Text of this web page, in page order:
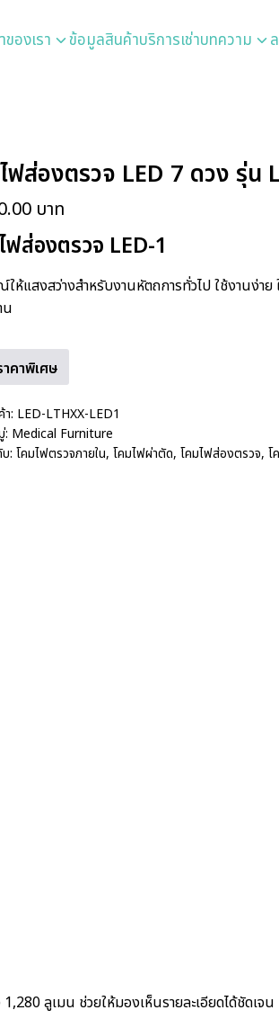
องเรา ข้อมูลสินค้าบริการเช่าบทความ
ฟส่องตรวจ LED 7 ดวง รุ่น
บาท
ฟส่องตรวจ LED-1
ห้แสงสว่างสำหรับงานหัตถการทั่วไป ใช้งานง่า
าคาพิเศษ
: LED-LTHXX-LED1
: Medical Furniture
: โคมไฟตรวจภายใน, โคมไฟผ่าตัด, โคมไฟส่องตรวจ, โ
ลูเมน ช่วยให้มองเห็นรายละเอียดได้ชัดเจน